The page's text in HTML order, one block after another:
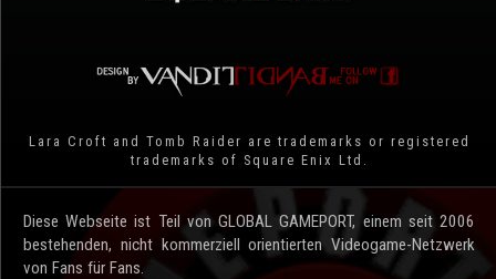
Lara Croft and Tomb Raider are trademarks or registered
trademarks of Square Enix Ltd.
Diese Webseite ist Teil von GLOBAL GAMEPORT, einem seit 2006
bestehenden, nicht kommerziell orientierten Videogame-Netzwerk
von Fans für Fans.